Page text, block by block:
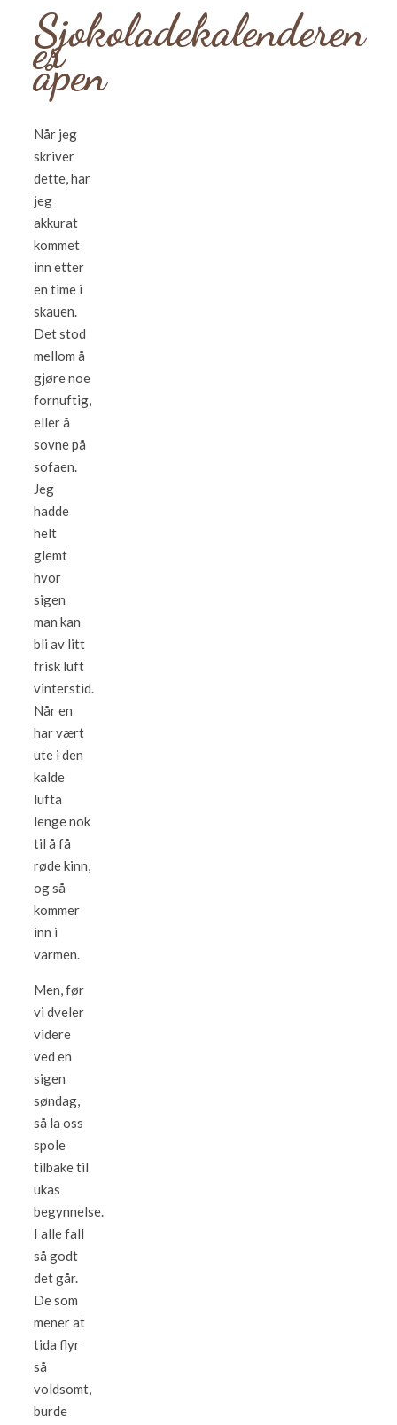
Sjokoladekalenderen
er
åpen
Når jeg
skriver
dette, har
jeg
akkurat
kommet
inn etter
en time i
skauen.
Det stod
mellom å
gjøre noe
fornuftig,
eller å
sovne på
sofaen.
Jeg
hadde
helt
glemt
hvor
sigen
man kan
bli av litt
frisk luft
vinterstid.
Når en
har vært
ute i den
kalde
lufta
lenge nok
til å få
røde kinn,
og så
kommer
inn i
varmen.
Men, før
vi dveler
videre
ved en
sigen
søndag,
så la oss
spole
tilbake til
ukas
begynnelse.
I alle fall
så godt
det går.
De som
mener at
tida flyr
så
voldsomt,
burde